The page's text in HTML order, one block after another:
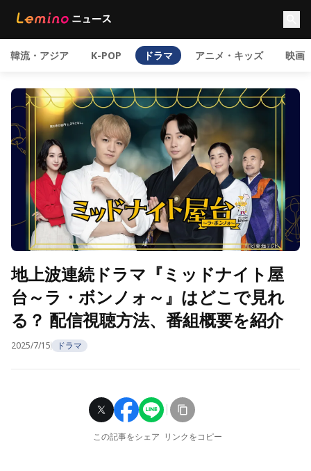
韓流・アジア K-POP ドラマ アニメ・キッズ 映画
地上波連続ドラマ『ミッドナイト屋
台～ラ・ボンノォ～』はどこで見れ
る？ 配信視聴方法、番組概要を紹介
2025/7/15 ドラマ
この記事をシェア リンクをコピー